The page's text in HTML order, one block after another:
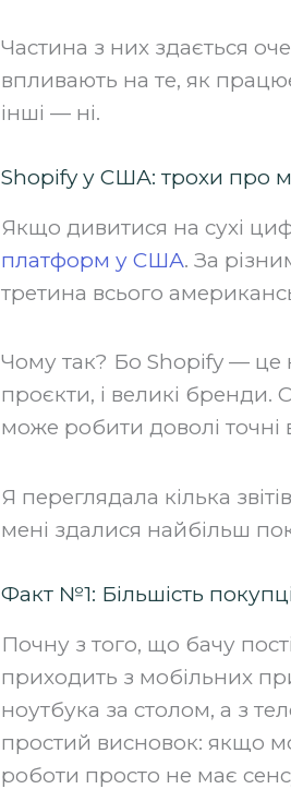
Частина з них здається
впливають на те, як
інші — ні.
Shopify у США: трохи про
Якщо дивитися на сухі
платформ у США. За
третина всього
Чому так? Бо Shopify — це
проєкти, і великі
може робити доволі точні
Я переглядала кілька
мені здалися найбільш
Факт №1: Більшість
Почну з того, що бачу
приходить з мобільних
ноутбука за столом, а з
простий висновок: якщо
роботи просто не має